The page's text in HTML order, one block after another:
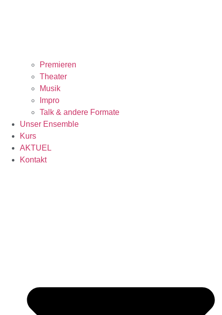
Premieren
Theater
Musik
Impro
Talk & andere Formate
Unser Ensemble
Kurs
AKTUEL
Kontakt